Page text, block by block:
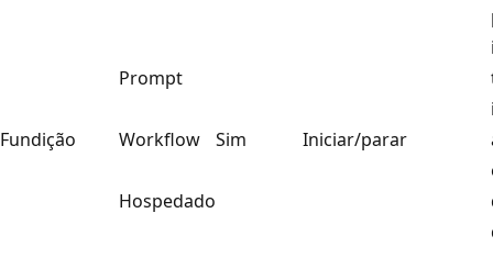
Fundição
Prompt
Workflow
Hospedado
Sim Iniciar/parar